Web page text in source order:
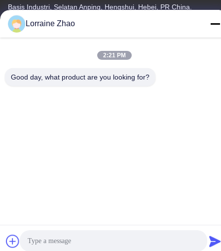
Basis Industri, Selatan Anping, Hengshui, Hebei, PR China.
Telp
86-318-7595879
Lorraine Zhao
2:21 PM
Good day, what product are you looking for?